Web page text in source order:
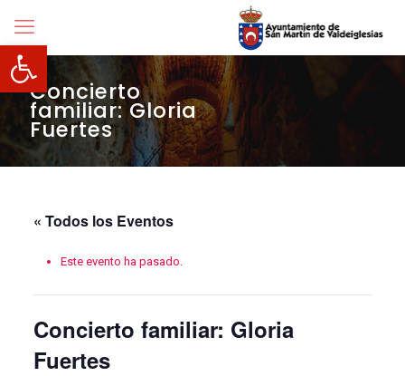
Abrir barra de herramientas
Concierto
familiar: Gloria
Fuertes
« Todos los Eventos
Este evento ha pasado.
Concierto familiar: Gloria
Fuertes